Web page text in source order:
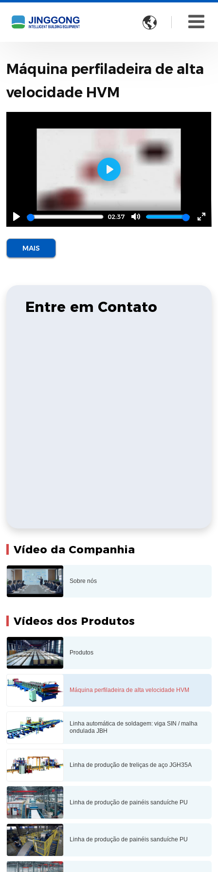

Máquina perfiladeira de alta
velocidade HVM
Play
02:37
Mute
Play
MAIS
Entre em Contato
Vídeo da Companhia
Sobre nós
Vídeos dos Produtos
Produtos
Máquina perfiladeira de alta velocidade HVM
Linha automática de soldagem: viga SIN / malha
ondulada JBH
Linha de produção de treliças de aço JGH35A
Linha de produção de painéis sanduíche PU
Linha de produção de painéis sanduíche PU